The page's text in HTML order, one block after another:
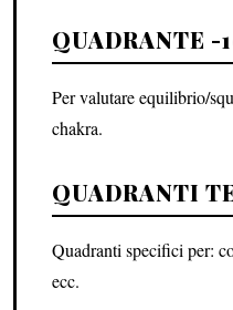
QUADRANTE -
Per valutare equilibrio/
chakra.
QUADRANTI
Quadranti specifici per:
ecc.